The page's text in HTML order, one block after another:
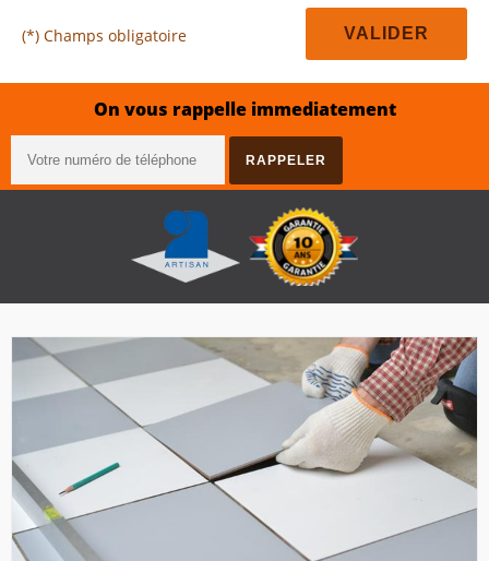
(*) Champs obligatoire
On vous rappelle immediatement